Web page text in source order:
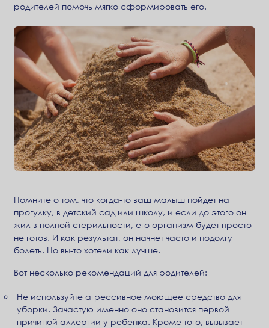
родителей помочь мягко сформировать его.
Помните о том, что когда-то ваш малыш пойдет на
прогулку, в детский сад или школу, и если до этого он
жил в полной стерильности, его организм будет просто
не готов. И как результат, он начнет часто и подолгу
болеть. Но вы-то хотели как лучше.
Вот несколько рекомендаций для родителей:
Не используйте агрессивное моющее средство для
уборки. Зачастую именно оно становится первой
причиной аллергии у ребенка. Кроме того, вызывает